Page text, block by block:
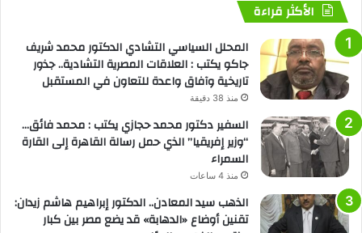
الأكثر قراءة
المحلل السياسي التشادي الدكتور محمد شريف
جاكو يكتب : العلاقات المصرية التشادية.. جذور
تاريخية وآفاق واعدة للتعاون في المستقبل
منذ 38 دقيقة
السفير دكتور محمد حجازي يكتب : محمد فائق…
“وزير إفريقيا” الذي حمل رسالة القاهرة إلى القارة
السمراء
منذ 4 ساعات
الذهب سيد المعادن.. الدكتور إبراهيم هاشم زيدان:
تقنين أوضاع «الدهابة» قد يضع مصر بين كبار